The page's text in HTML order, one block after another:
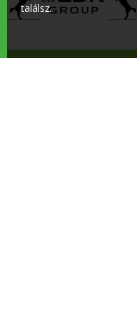
találsz.